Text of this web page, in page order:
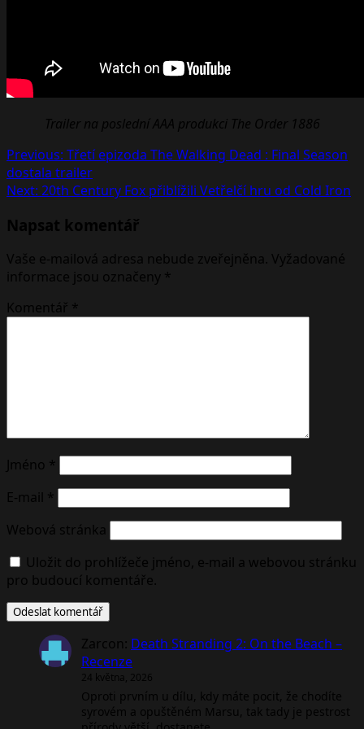
Trailer na poslední AAA produkci The Order 1886
Post
navigation
Previous: Třetí epizoda The Walking Dead : Final Season
dostala trailer
Next: 20th Century Fox přiblížili Vetřelčí hru od Cold Iron
Napsat komentář
Vaše e-mailová adresa nebude zveřejněna. Vyžadované
informace jsou označeny *
Komentář *
Jméno *
E-mail *
Webová stránka
Uložit do prohlížeče jméno, e-mail a webovou stránku
pro budoucí komentáře.
Zarcon: Death Stranding 2: On the Beach –
Recenze
24 května, 2026
Oproti prvním u dílu, kdy máte pocit, že chodíte
syrovém a opuštěném Marsu, tak tady je pestrost